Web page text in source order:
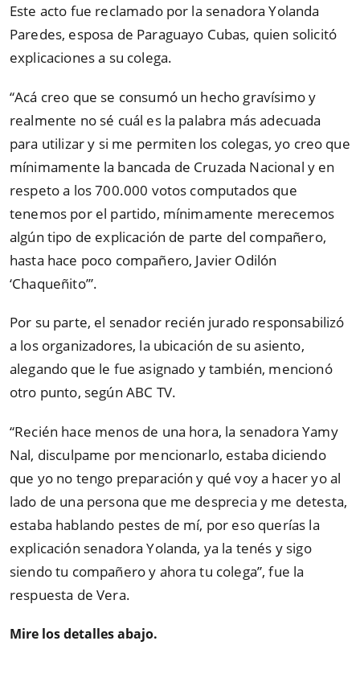
Este acto fue reclamado por la senadora Yolanda
Paredes, esposa de Paraguayo Cubas, quien solicitó
explicaciones a su colega.
“Acá creo que se consumó un hecho gravísimo y
realmente no sé cuál es la palabra más adecuada
para utilizar y si me permiten los colegas, yo creo que
mínimamente la bancada de Cruzada Nacional y en
respeto a los 700.000 votos computados que
tenemos por el partido, mínimamente merecemos
algún tipo de explicación de parte del compañero,
hasta hace poco compañero, Javier Odilón
‘Chaqueñito’”.
Por su parte, el senador recién jurado responsabilizó
a los organizadores, la ubicación de su asiento,
alegando que le fue asignado y también, mencionó
otro punto, según ABC TV.
“Recién hace menos de una hora, la senadora Yamy
Nal, disculpame por mencionarlo, estaba diciendo
que yo no tengo preparación y qué voy a hacer yo al
lado de una persona que me desprecia y me detesta,
estaba hablando pestes de mí, por eso querías la
explicación senadora Yolanda, ya la tenés y sigo
siendo tu compañero y ahora tu colega”, fue la
respuesta de Vera.
Mire los detalles abajo.